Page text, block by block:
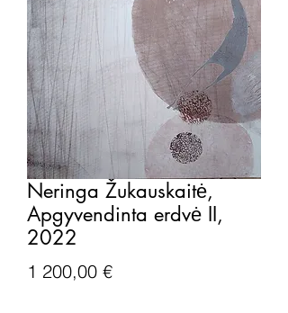
Neringa Žukauskaitė,
Apgyvendinta erdvė II,
2022
1 200,00 €Price